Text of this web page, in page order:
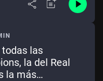
todas las
la del Real
la más